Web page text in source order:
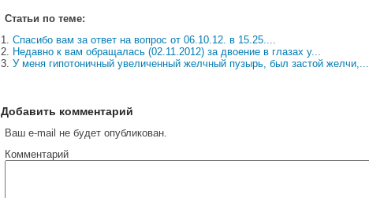
Статьи по теме:
Спасибо вам за ответ на вопрос от 06.10.12. в 15.25....
Недавно к вам обращалась (02.11.2012) за двоение в глазах у...
У меня гипотоничный увеличенный желчный пузырь, был застой желчи,...
Добавить комментарий
Ваш e-mail не будет опубликован.
Комментарий